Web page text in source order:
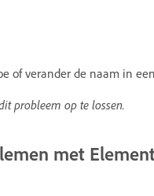
of verander de naam in
probleem op te lossen.
met